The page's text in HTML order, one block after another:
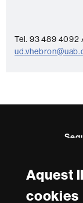
Aquest
cookies
t
e
Tel. 93 489 4092